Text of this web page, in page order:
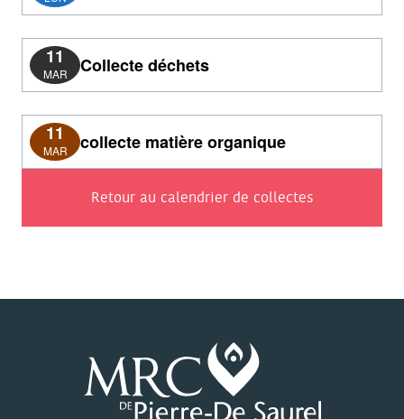
11
MAR Collecte déchets
11
MAR collecte matière organique
Retour au calendrier de collectes